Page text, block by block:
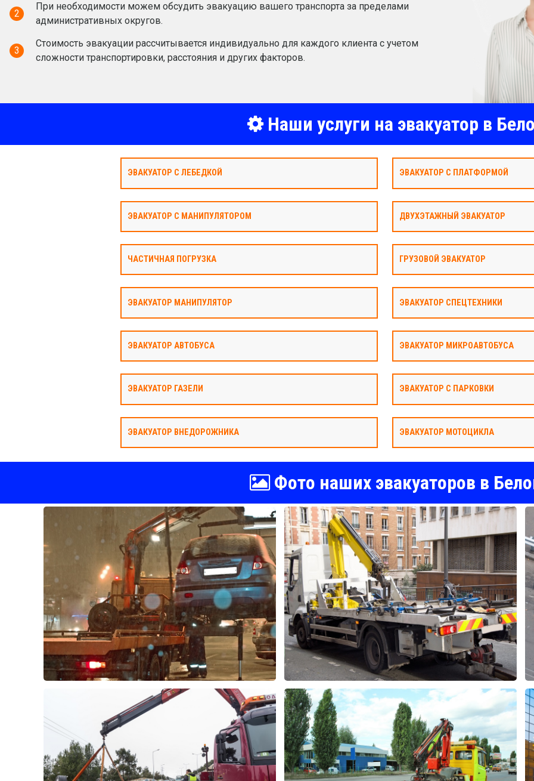
2
При необходимости можем обсудить эвакуацию вашего транспорта за пределами
административных округов.
3
Стоимость эвакуации рассчитывается индивидуально для каждого клиента с учетом
сложности транспортировки, расстояния и других факторов.
Наши услуги на эвакуатор в
ЭВАКУАТОР С ЛЕБЕДКОЙ ЭВАКУАТОР С ПЛАТФОРМОЙ
ЭВАКУАТОР С МАНИПУЛЯТОРОМ ДВУХЭТАЖНЫЙ ЭВАКУАТОР
ЧАСТИЧНАЯ ПОГРУЗКА ГРУЗОВОЙ ЭВАКУАТОР
ЭВАКУАТОР МАНИПУЛЯТОР ЭВАКУАТОР СПЕЦТЕХНИКИ
ЭВАКУАТОР АВТОБУСА ЭВАКУАТОР МИКРОАВТОБУСА
ЭВАКУАТОР ГАЗЕЛИ ЭВАКУАТОР С ПАРКОВКИ
ЭВАКУАТОР ВНЕДОРОЖНИКА ЭВАКУАТОР МОТОЦИКЛА
Фото наших эвакуаторов в